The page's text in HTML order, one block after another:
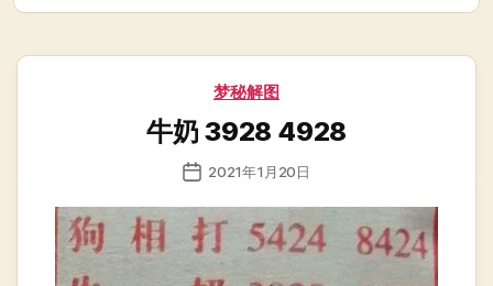
分
梦秘解图
牛奶 3928 4928
发
日
期
2021年1月20日